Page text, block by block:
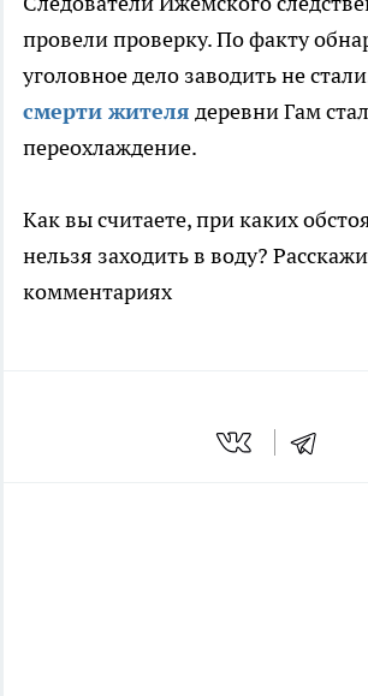
провели проверку. По факту
уголовное дело заводить не
смерти жителя деревни Гам
переохлаждение.
Как вы считаете, при каких
нельзя заходить в воду?
комментариях